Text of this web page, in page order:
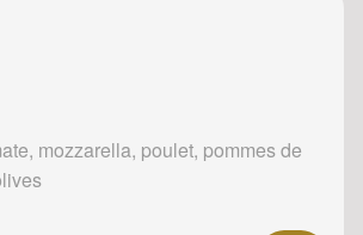
mozzarella, poulet, pommes de